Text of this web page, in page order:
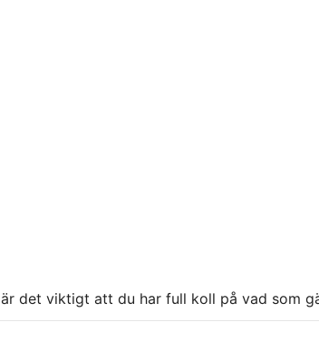
är det viktigt att du har full koll på vad som